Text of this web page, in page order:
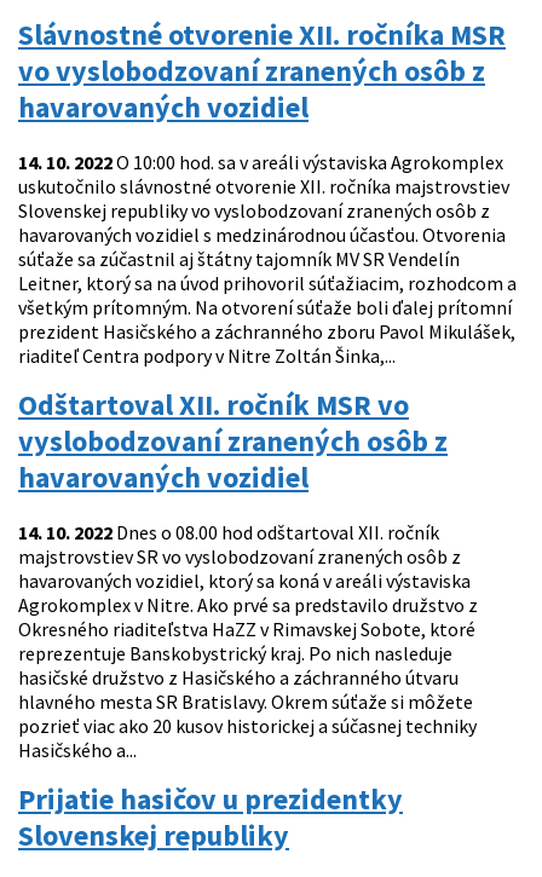
Slávnostné otvorenie XII. ročníka MSR
vo vyslobodzovaní zranených osôb z
havarovaných vozidiel
14. 10. 2022O 10:00 hod. sa v areáli výstaviska Agrokomplex
uskutočnilo slávnostné otvorenie XII. ročníka majstrovstiev
Slovenskej republiky vo vyslobodzovaní zranených osôb z
havarovaných vozidiel s medzinárodnou účasťou. Otvorenia
súťaže sa zúčastnil aj štátny tajomník MV SR Vendelín
Leitner, ktorý sa na úvod prihovoril súťažiacim, rozhodcom a
všetkým prítomným. Na otvorení súťaže boli ďalej prítomní
prezident Hasičského a záchranného zboru Pavol Mikulášek,
riaditeľ Centra podpory v Nitre Zoltán Šinka,...
Odštartoval XII. ročník MSR vo
vyslobodzovaní zranených osôb z
havarovaných vozidiel
14. 10. 2022 Dnes o 08.00 hod odštartoval XII. ročník
majstrovstiev SR vo vyslobodzovaní zranených osôb z
havarovaných vozidiel, ktorý sa koná v areáli výstaviska
Agrokomplex v Nitre. Ako prvé sa predstavilo družstvo z
Okresného riaditeľstva HaZZ v Rimavskej Sobote, ktoré
reprezentuje Banskobystrický kraj. Po nich nasleduje
hasičské družstvo z Hasičského a záchranného útvaru
hlavného mesta SR Bratislavy. Okrem súťaže si môžete
pozrieť viac ako 20 kusov historickej a súčasnej techniky
Hasičského a...
Prijatie hasičov u prezidentky
Slovenskej republiky